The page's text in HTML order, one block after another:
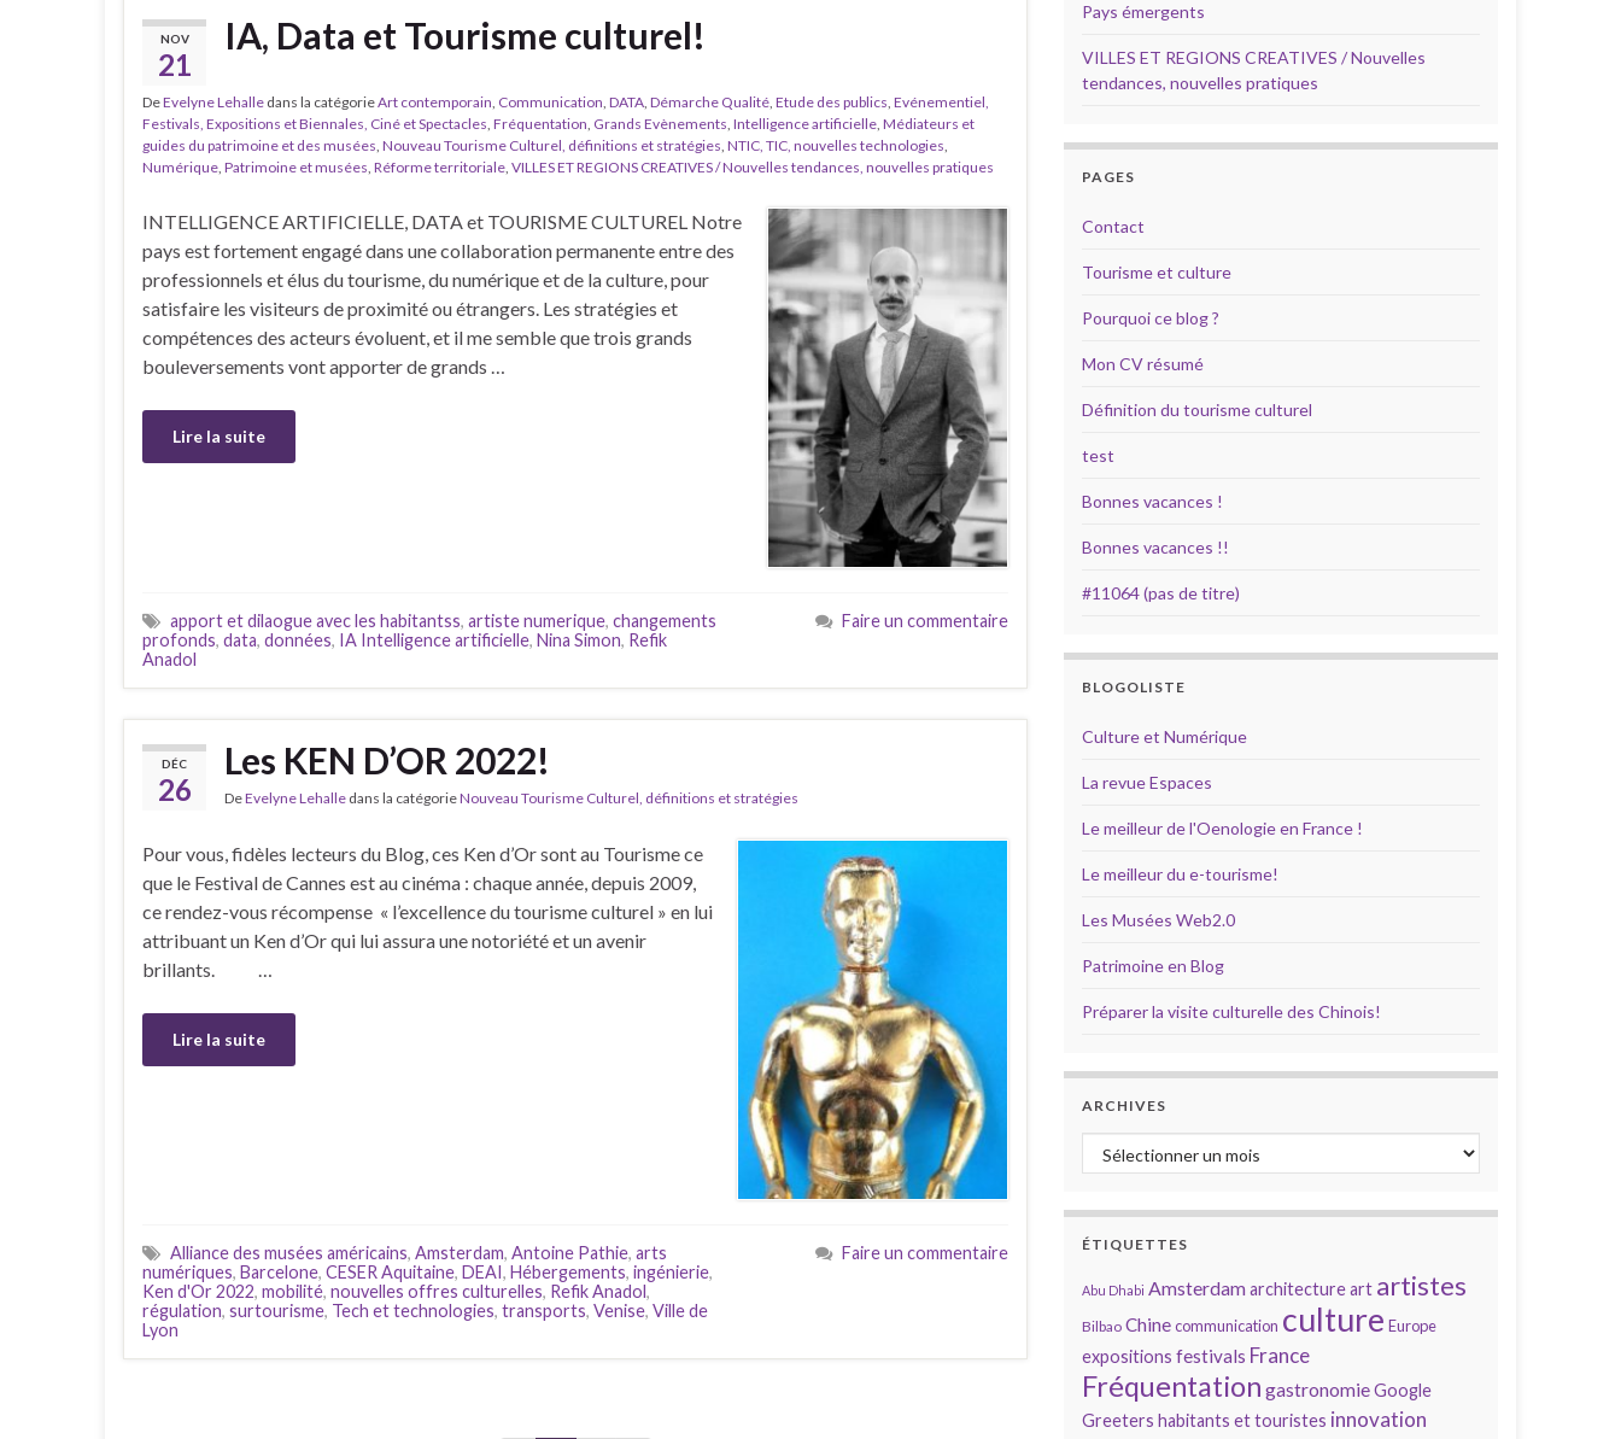
NOV
21
IA, Data et Tourisme culturel!
DeEvelyne Lehalle dans la catégorieArt contemporain Communication DATA Démarche Qualité Etude des publics Evénementiel,
Festivals, Expositions et Biennales, Ciné et Spectacles Fréquentation Grands Evènements Intelligence artificielle Médiateurs et
guides du patrimoine et des musées Nouveau Tourisme Culturel, définitions et stratégies NTIC, TIC, nouvelles technologies
Numérique Patrimoine et musées Réforme territoriale VILLES ET REGIONS CREATIVES / Nouvelles tendances, nouvelles pratiques
INTELLIGENCE ARTIFICIELLE, DATA et TOURISME CULTUREL Notre
pays est fortement engagé dans une collaboration permanente entre des
professionnels et élus du tourisme, du numérique et de la culture, pour
satisfaire les visiteurs de proximité ou étrangers. Les stratégies et
compétences des acteurs évoluent, et il me semble que trois grands
bouleversements vont apporter de grands …
Lire la suite
apport et dilaogue avec les habitantss, artiste numerique, changements
profonds, data, données, IA Intelligence artificielle, Nina Simon, Refik
Anadol
Faire un commentaire
DÉC
26
Les KEN D’OR 2022!
DeEvelyne Lehalle dans la catégorieNouveau Tourisme Culturel, définitions et stratégies
Pour vous, fidèles lecteurs du Blog, ces Ken d’Or sont au Tourisme ce
que le Festival de Cannes est au cinéma : chaque année, depuis 2009,
ce rendez-vous récompense « l’excellence du tourisme culturel » en lui
attribuant un Ken d’Or qui lui assura une notoriété et un avenir
brillants. …
Lire la suite
Alliance des musées américains, Amsterdam, Antoine Pathie, arts
numériques, Barcelone, CESER Aquitaine, DEAI, Hébergements, ingénierie,
Ken d'Or 2022, mobilité, nouvelles offres culturelles, Refik Anadol,
régulation, surtourisme, Tech et technologies, transports, Venise, Ville de
Lyon
Faire un commentaire
Pays émergents
VILLES ET REGIONS CREATIVES / Nouvelles
tendances, nouvelles pratiques
PAGES
Contact
Tourisme et culture
Pourquoi ce blog ?
Mon CV résumé
Définition du tourisme culturel
test
Bonnes vacances !
Bonnes vacances !!
#11064 (pas de titre)
BLOGOLISTE
Culture et Numérique
La revue Espaces
Le meilleur de l'Oenologie en France !
Le meilleur du e-tourisme!
Les Musées Web2.0
Patrimoine en Blog
Préparer la visite culturelle des Chinois!
ARCHIVES
Archives
ÉTIQUETTES
Abu Dhabi Amsterdamarchitectureart artistes
Bilbao Chinecommunication culture Europe
expositions festivals France
Fréquentation gastronomieGoogle
Greeters habitants et touristes innovation